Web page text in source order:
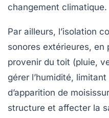
changement climatique.
Par ailleurs, l’isolation
sonores extérieures,
provenir du toit (pluie,
gérer l’humidité,
d’apparition de
structure et affecter la